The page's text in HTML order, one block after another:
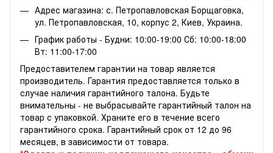
Адрес магазина: с. Петропавловская Борщаговка,
ул. Петропавловская, 10, корпус 2, Киев, Украина.
График работы - Будни: 10:00-19:00 Сб: 10:00-18:00
Вт: 11:00-17:00
Предоставителем гарантии на товар является
производитель. Гарантия предоставляется только в
случае наличия гарантийного талона. Будьте
внимательны - не выбрасывайте гарантийный талон на
товар с упаковкой. Храните его в течение всего
гарантийного срока. Гарантийный срок от 12 до 96
месяцев, в зависимости от товара.